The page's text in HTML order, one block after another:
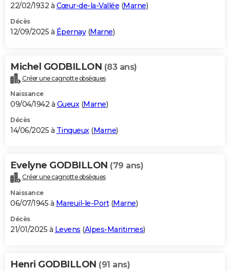
22/02/1932 à Cœur-de-la-Vallée (Marne)
Décès
12/09/2025 à Épernay(Marne)
Michel GODBILLON (83 ans)
Créer une cagnotte obsèques
Naissance
09/04/1942 à Gueux(Marne)
Décès
14/06/2025 à Tinqueux(Marne)
Evelyne GODBILLON (79 ans)
Créer une cagnotte obsèques
Naissance
06/07/1945 à Mareuil-le-Port(Marne)
Décès
21/01/2025 à Levens (Alpes-Maritimes)
Henri GODBILLON (91 ans)